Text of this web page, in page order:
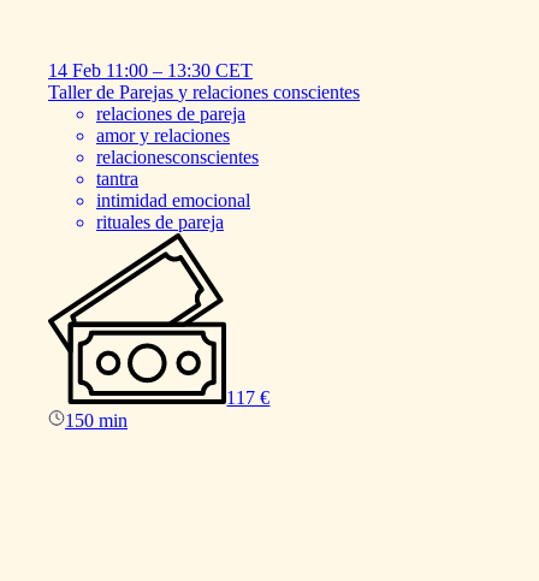
14 Feb 11:00 – 13:30 CET
Taller de Parejas y relaciones conscientes
relaciones de pareja
amor y relaciones
relacionesconscientes
tantra
intimidad emocional
rituales de pareja
117 €
150 min